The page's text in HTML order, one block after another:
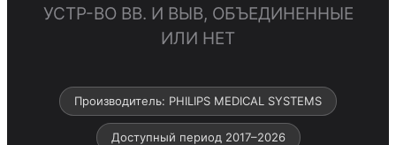
УСТР-ВО ВВ. И ВЫВ, ОБЪЕДИНЕННЫЕ
ИЛИ НЕТ
Производитель: PHILIPS MEDICAL SYSTEMS
Доступный период 2017–2026